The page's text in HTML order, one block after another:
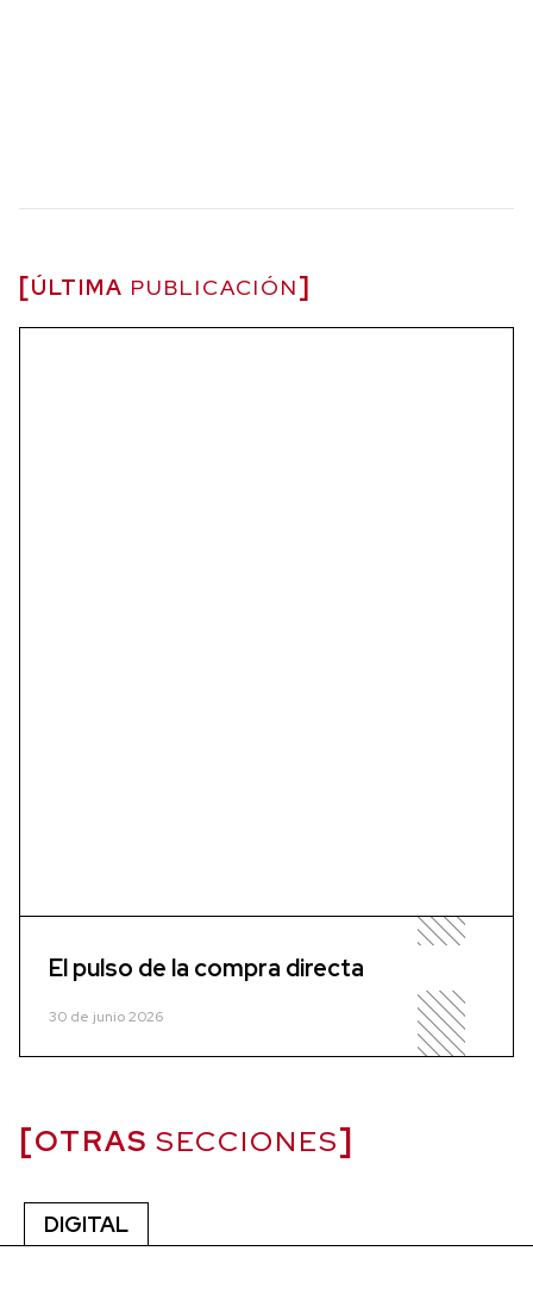
ÚLTIMA PUBLICACIÓN
El pulso de la compra directa
30 de junio 2026
OTRAS SECCIONES
DIGITAL